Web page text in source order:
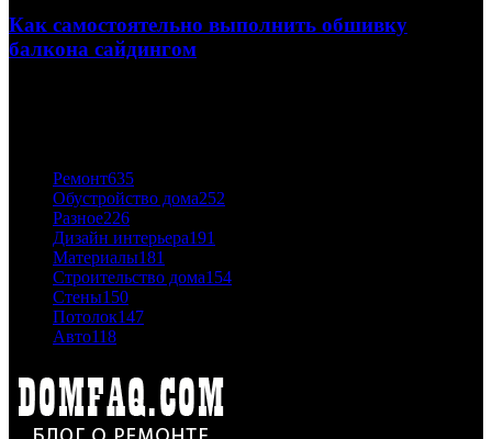
Как самостоятельно выполнить обшивку
балкона сайдингом
Ремонт635
Обустройство дома252
Разное226
Дизайн интерьера191
Материалы181
Строительство дома154
Стены150
Потолок147
Авто118